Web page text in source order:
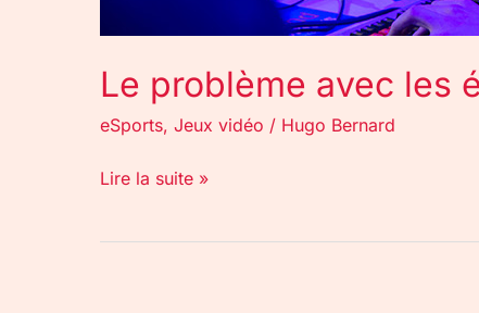
Le problème avec les
eSports, Jeux vidéo / Hugo Bernard
Lire la suite »